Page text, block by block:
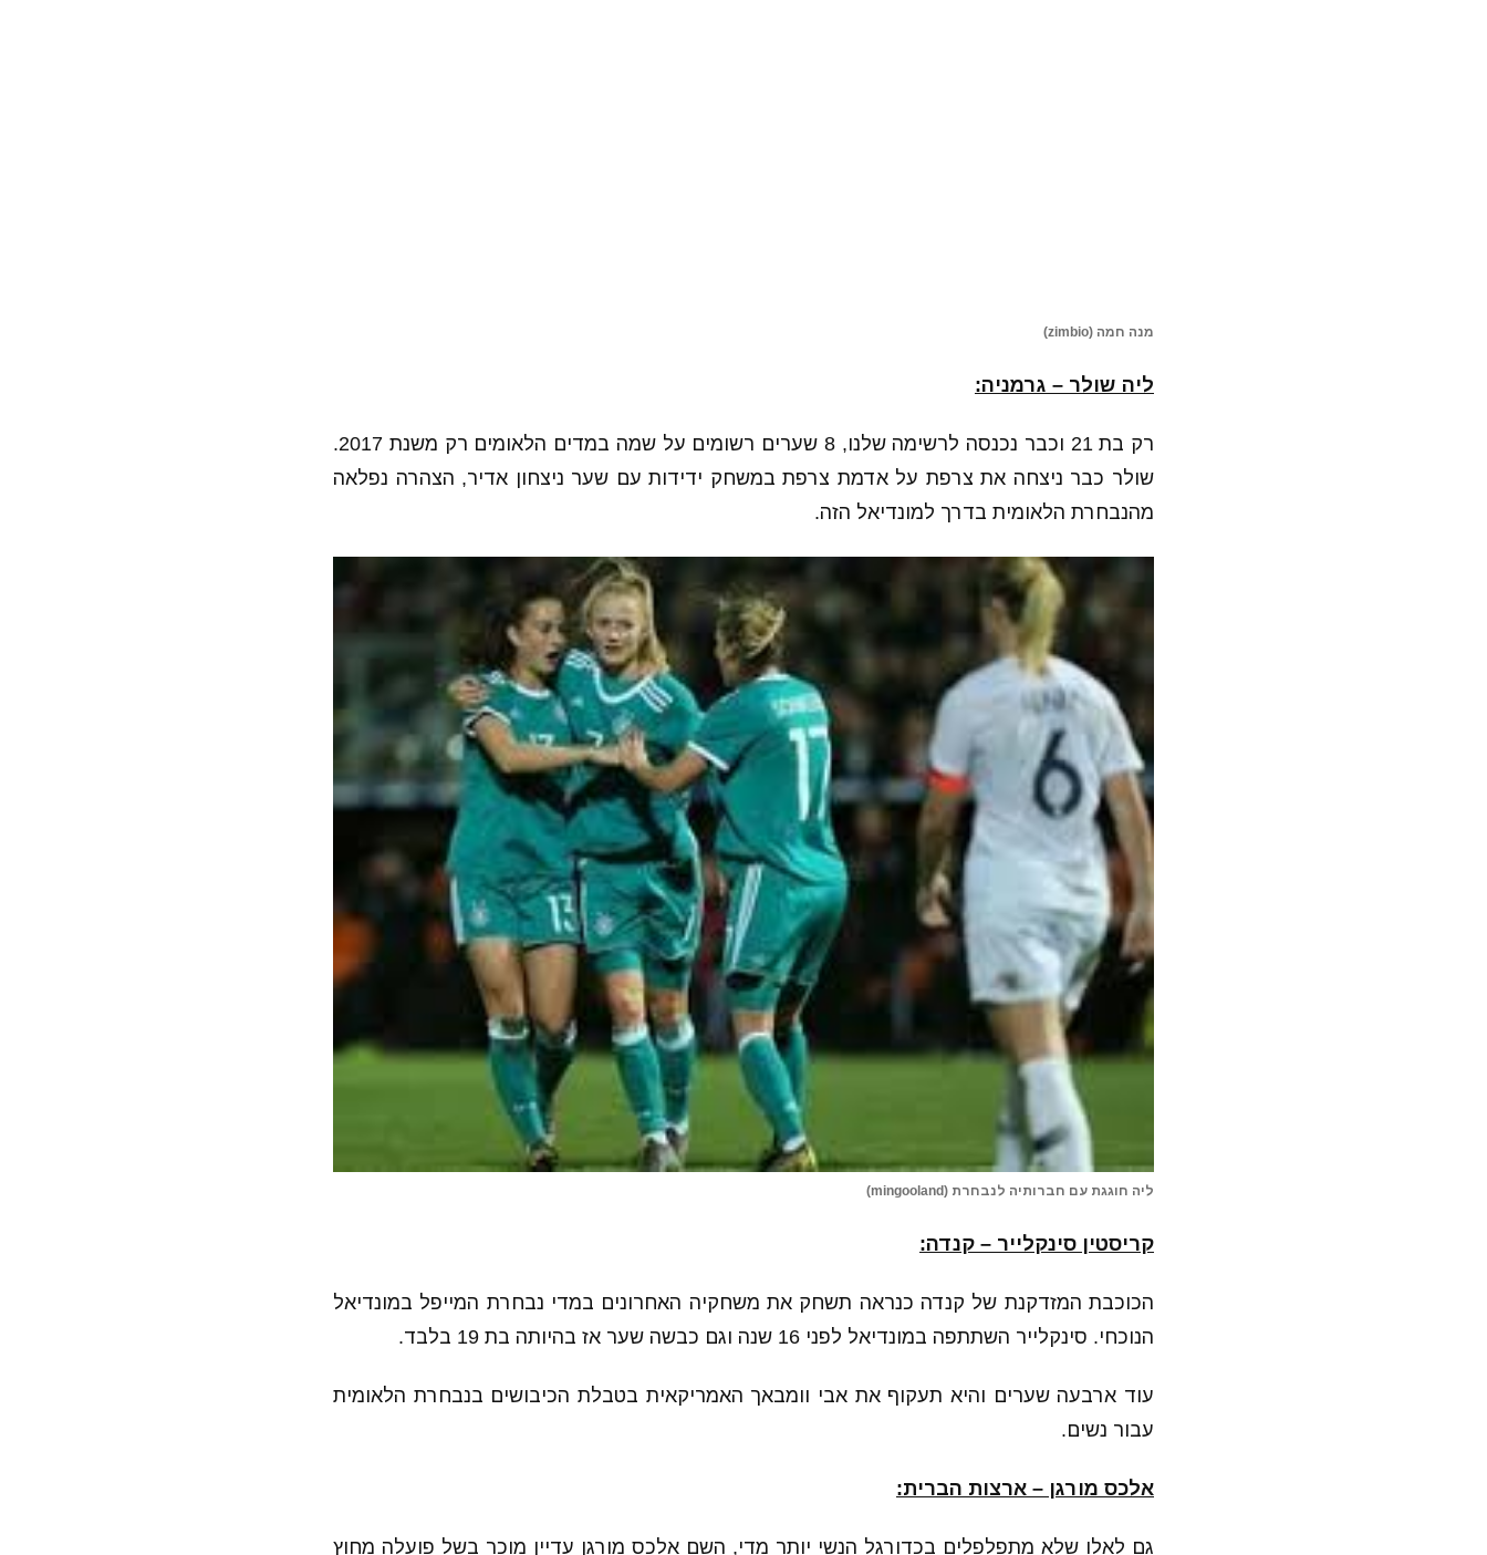
מנה חמה (zimbio)
ליה שולר – גרמניה:
רק בת 21 וכבר נכנסה לרשימה שלנו, 8 שערים רשומים על שמה במדים הלאומים רק משנת 2017.
שולר כבר ניצחה את צרפת על אדמת צרפת במשחק ידידות עם שער ניצחון אדיר, הצהרה נפלאה
מהנבחרת הלאומית בדרך למונדיאל הזה.
ליה חוגגת עם חברותיה לנבחרת (mingooland)
קריסטין סינקלייר – קנדה:
הכוכבת המזדקנת של קנדה כנראה תשחק את משחקיה האחרונים במדי נבחרת המייפל במונדיאל
הנוכחי. סינקלייר השתתפה במונדיאל לפני 16 שנה וגם כבשה שער אז בהיותה בת 19 בלבד.
עוד ארבעה שערים והיא תעקוף את אבי וומבאך האמריקאית בטבלת הכיבושים בנבחרת הלאומית
עבור נשים.
אלכס מורגן – ארצות הברית:
גם לאלו שלא מתפלפלים בכדורגל הנשי יותר מדי, השם אלכס מורגן עדיין מוכר בשל פועלה מחוץ